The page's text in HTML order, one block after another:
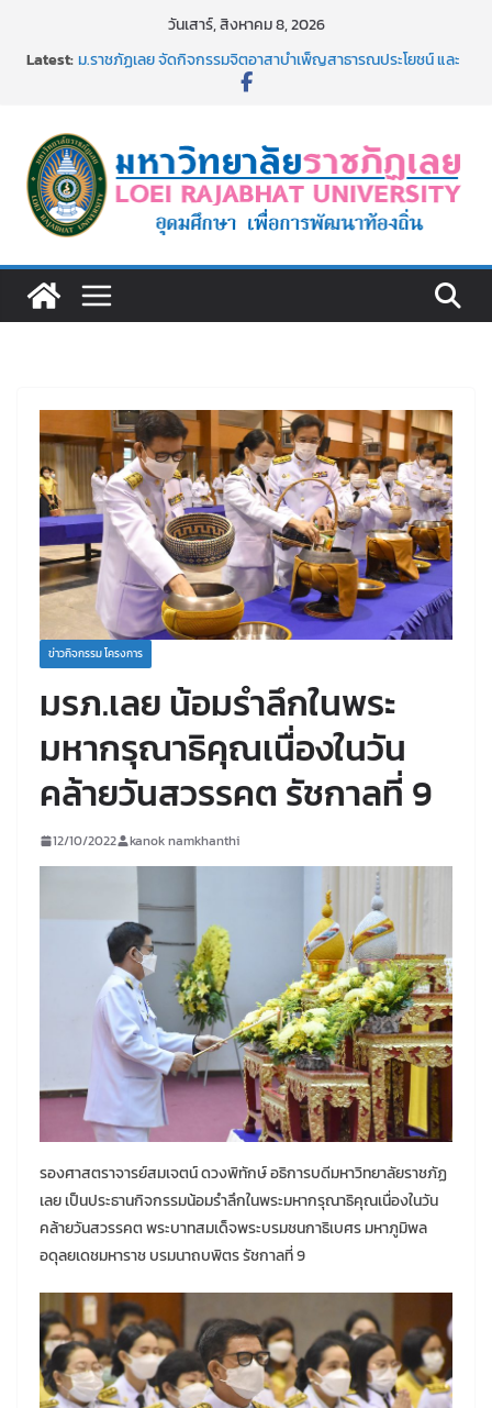
วันเสาร์, สิงหาคม 8, 2026
Latest:ม.ราชภัฏเลย จัดกิจกรรมจิตอาสาบำเพ็ญสาธารณประโยชน์ และ
เงินรายได้
ม.ราชภัฏเลย จัดมหกรรมวิชาการ เปิดบ้าน LRU ครั้งที่ 4 เปิดให้
นักเรียนมัธยมปลายค้นหาสาขาวิชาในฝัน สู่อนาคตที่ใช่
อธิการบดี มรภ.เลย ร่วมประชุมชี้แจงกับคณะอนุกรรมาธิการ
ประจำปีงบประมาณ พ.ศ. 2570
๑,๙๗๒ ชุด โดยวิธีเฉพาะเจาะจง
ข่าวกิจกรรม โครงการ
มรภ.เลย น้อมรำลึกในพระ
มหากรุณาธิคุณเนื่องในวัน
คล้ายวันสวรรคต รัชกาลที่ 9
12/10/2022 kanok namkhanthi
รองศาสตราจารย์สมเจตน์ ดวงพิทักษ์ อธิการบดีมหาวิทยาลัยราชภัฏ
เลย เป็นประธานกิจกรรมน้อมรำลึกในพระมหากรุณาธิคุณเนื่องในวัน
คล้ายวันสวรรคต พระบาทสมเด็จพระบรมชนกาธิเบศร มหาภูมิพล
อดุลยเดชมหาราช บรมนาถบพิตร รัชกาลที่ 9